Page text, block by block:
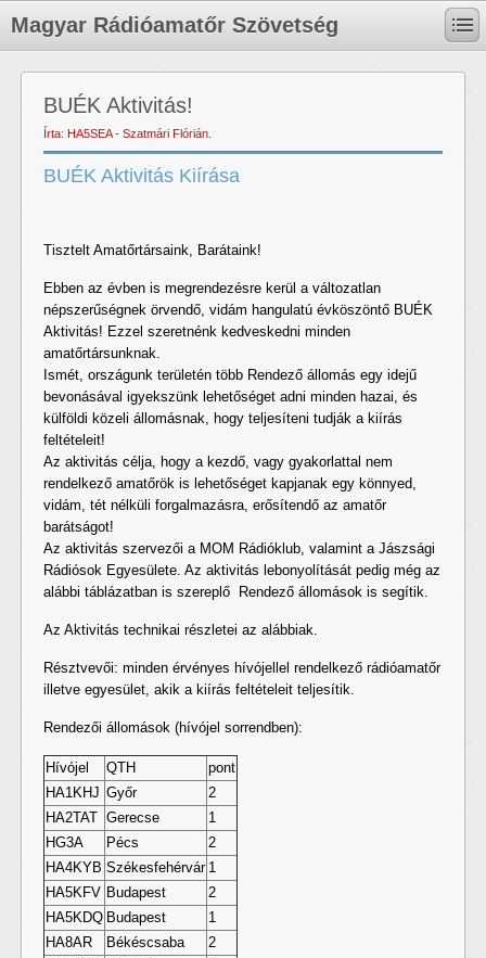
Magyar Rádióamatőr Szövetség
BUÉK Aktivitás!
Írta: HA5SEA - Szatmári Flórián.
BUÉK Aktivitás Kiírása
Tisztelt Amatőrtársaink, Barátaink!
Ebben az évben is megrendezésre kerül a változatlan
népszerűségnek örvendő, vidám hangulatú évköszöntő BUÉK
Aktivitás! Ezzel szeretnénk kedveskedni minden
amatőrtársunknak.
Ismét, országunk területén több Rendező állomás egy idejű
bevonásával igyekszünk lehetőséget adni minden hazai, és
külföldi közeli állomásnak, hogy teljesíteni tudják a kiírás
feltételeit!
Az aktivitás célja, hogy a kezdő, vagy gyakorlattal nem
rendelkező amatőrök is lehetőséget kapjanak egy könnyed,
vidám, tét nélküli forgalmazásra, erősítendő az amatőr
barátságot!
Az aktivitás szervezői a MOM Rádióklub, valamint a Jászsági
Rádiósok Egyesülete. Az aktivitás lebonyolítását pedig még az
alábbi táblázatban is szereplő Rendező állomások is segítik.
Az Aktivitás technikai részletei az alábbiak.
Résztvevői: minden érvényes hívójellel rendelkező rádióamatőr
illetve egyesület, akik a kiírás feltételeit teljesítik.
Rendezői állomások (hívójel sorrendben):
Hívójel QTH
pont
HA1KHJ Győr
2
HA2TAT Gerecse
1
HG3A
Pécs
2
HA4KYB Székesfehérvár 1
HA5KFV Budapest
2
HA5KDQ Budapest
1
HA8AR
Békéscsaba
2